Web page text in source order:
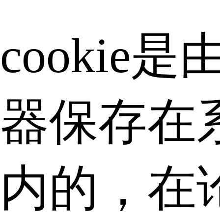
cookie是
器保存在
内的，在